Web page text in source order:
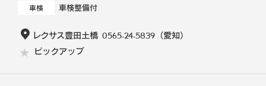
車検 車検整備付
レクサス豊田土橋 0565-24-5839（愛知）
ピックアップ